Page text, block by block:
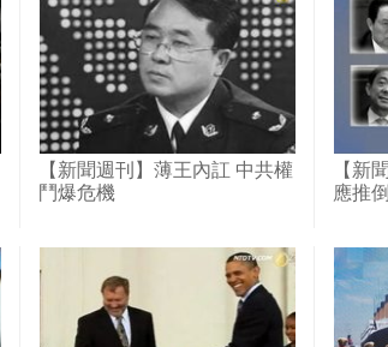
【新聞週刊】薄王內訌 中共權
鬥爆危機
【新
應推